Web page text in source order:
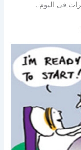
فى اليوم .